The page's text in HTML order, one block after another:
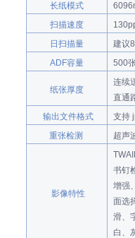
长纸模式
扫描速度
日扫描量
建议
ADF容量
500
纸张厚度
连续
直通
输出文件格式
支持
重张检测
超声
影像特性
书钉
增强
面选
滑、
白、